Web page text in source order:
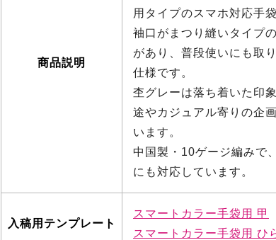
商品説明
用タイプのスマホ対応手袋
袖口がまつり縫いタイプ
があり、普段使いにも取
仕様です。
杢グレーは落ち着いた印
途やカジュアル寄りの企
います。
中国製・10ゲージ編みで
にも対応しています。
入稿用テンプレート
スマートカラー手袋用 甲
スマートカラー手袋用 ひ